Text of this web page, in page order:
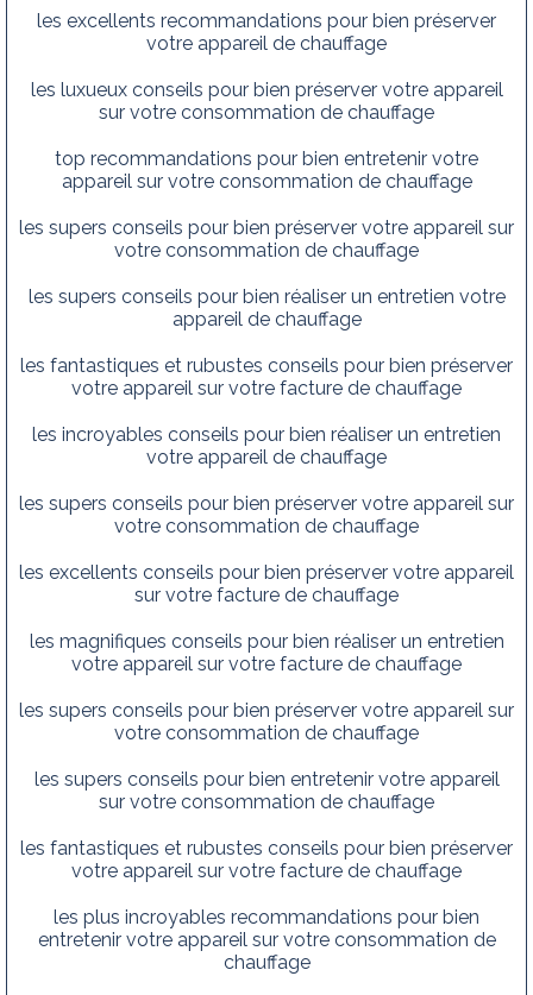
les excellents recommandations pour bien préserver
votre appareil de chauffage
les luxueux conseils pour bien préserver votre appareil
sur votre consommation de chauffage
top recommandations pour bien entretenir votre
appareil sur votre consommation de chauffage
les supers conseils pour bien préserver votre appareil sur
votre consommation de chauffage
les supers conseils pour bien réaliser un entretien votre
appareil de chauffage
les fantastiques et rubustes conseils pour bien préserver
votre appareil sur votre facture de chauffage
les incroyables conseils pour bien réaliser un entretien
votre appareil de chauffage
les supers conseils pour bien préserver votre appareil sur
votre consommation de chauffage
les excellents conseils pour bien préserver votre appareil
sur votre facture de chauffage
les magnifiques conseils pour bien réaliser un entretien
votre appareil sur votre facture de chauffage
les supers conseils pour bien préserver votre appareil sur
votre consommation de chauffage
les supers conseils pour bien entretenir votre appareil
sur votre consommation de chauffage
les fantastiques et rubustes conseils pour bien préserver
votre appareil sur votre facture de chauffage
les plus incroyables recommandations pour bien
entretenir votre appareil sur votre consommation de
chauffage